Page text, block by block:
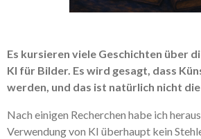
Es kursieren viele Geschichten über
KI für Bilder. Es wird gesagt, dass
werden, und das ist natürlich nicht
Nach einigen Recherchen habe ich
Verwendung von KI überhaupt kein